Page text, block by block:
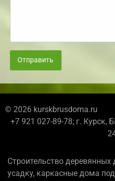
Отправить
© 2026 kurskbrusdoma.ru
+7 921 027-89-78; г. Курск,
Строительство
усадку, каркасные дома